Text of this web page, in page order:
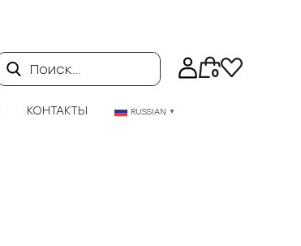
Поиск… 0
КОНТАКТЫ RUSSIAN ▼